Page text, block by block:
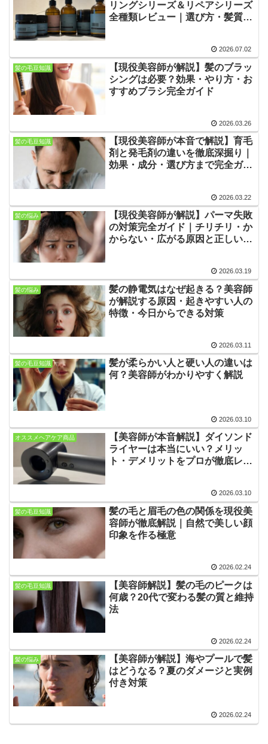
リングシリーズ＆リペアシリーズ
全種類レビュー｜選び方・髪質別
2026.07.02
髪の毛豆知識
【現役美容師が解説】髪のブラッ
シングは必要？効果・やり方・お
すすめブラシ完全ガイド
2026.03.26
髪の毛豆知識
【現役美容師が本音で解説】育毛
剤と発毛剤の違いを徹底深掘り｜
効果・成分・選び方まで完全ガイ
2026.03.22
髪の悩み
【現役美容師が解説】パーマ失敗
の対策完全ガイド｜チリチリ・か
からない・広がる原因と正しい直
2026.03.19
髪の悩み
髪の静電気はなぜ起きる？美容師
が解説する原因・起きやすい人の
特徴・今日からできる対策
2026.03.11
髪の毛豆知識
髪が柔らかい人と硬い人の違いは
何？美容師がわかりやすく解説
2026.03.10
オススメヘアケア商品
【美容師が本音解説】ダイソンド
ライヤーは本当にいい？メリッ
ト・デメリットをプロが徹底レビ
2026.03.10
髪の毛豆知識
髪の毛と眉毛の色の関係を現役美
容師が徹底解説｜自然で美しい顔
印象を作る極意
2026.02.24
髪の毛豆知識
【美容師解説】髪の毛のピークは
何歳？20代で変わる髪の質と維持
法
2026.02.24
髪の悩み
【美容師が解説】海やプールで髪
はどうなる？夏のダメージと実例
付き対策
2026.02.24